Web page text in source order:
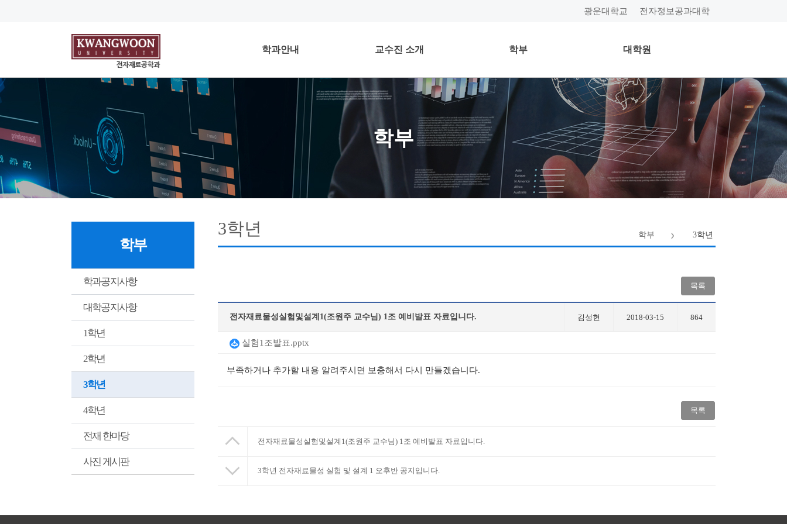
광운대학교 전자정보공과대학
학과안내 교수진 소개 학부 대학원
학부
학부
학과공지사항
대학공지사항
1학년
2학년
3학년
4학년
전재 한마당
사진 게시판
학부 3학년
3학년
목록
전자재료물성실험및설계1(조원주 교수님) 1조 예비발표 자료입니다. 김성현 2018-03-15 864
실험1조발표.pptx
부족하거나 추가할 내용 알려주시면 보충해서 다시 만들겠습니다.
목록
전자재료물성실험및설계1(조원주 교수님) 1조 예비발표 자료입니다.
3학년 전자재료물성 실험 및 설계 1 오후반 공지입니다.